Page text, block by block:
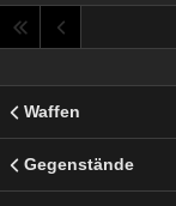
Waffen
Gegenstände